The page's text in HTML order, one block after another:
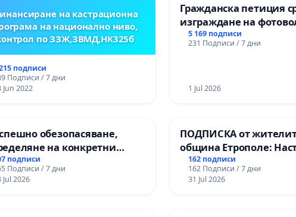
на кастрационна
на национално ниво,
по ЗЗЖ,ЗВМД,НК325б
подписи
Подписи / 7 дни
Jun 2022
Гражданска петиция
изграждане на
парк в с.Прибой, общ.
5 169 подписи
231 Подписи / 7 дни
1 Jul 2026
обезопасяване,
на конкретни
и извършване на
рехабилитация на
път между
подписи
Подписи / 7 дни
Jul 2026
ПОДПИСКА от
община Етрополе:
за ясни гаранции от
МЕД” АД и от
се изпълнят всички
162 подписи
162 Подписи / 7 дни
31 Jul 2026